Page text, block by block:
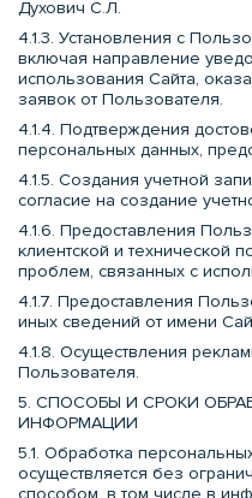
Духович С.Л.
4.1.3. Установления с
включая направление
использования Сайта,
заявок от Пользователя.
4.1.4. Подтверждения
персональных данных,
4.1.5. Создания учетной
согласие на создание
4.1.6. Предоставления
клиентской и технической
проблем, связанных с
4.1.7. Предоставления
иных сведений от имени
4.1.8. Осуществления
Пользователя.
5. СПОСОБЫ И СРОКИ
ИНФОРМАЦИИ
5.1. Обработка
осуществляется без
способом, в том числе в